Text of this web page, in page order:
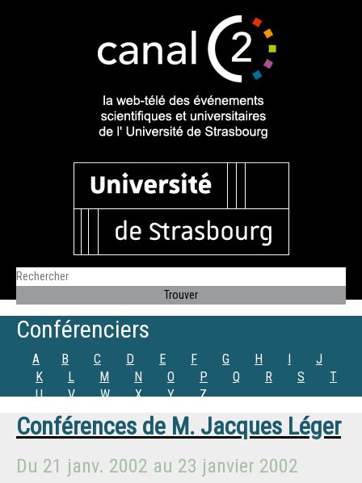
Conférenciers
A B C D E F G H I
J
K
L M N O P Q R S
T
U
V W X Y Z
Conférences de M. Jacques Léger
Du 21 janv. 2002 au 23 janvier 2002